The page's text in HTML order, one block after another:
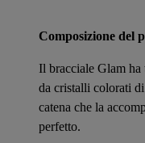
Composizione del
Il bracciale Glam ha
da cristalli colorati
catena che la
perfetto.